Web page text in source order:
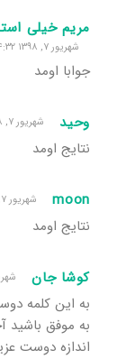
مریم خیلی
شهریور ۷, ۱۳۹۸ ۴:۳۲ ب٫ظ
جوابا اومد
وحید شهریور ۷, ۱۳۹۸ ۴:۳۲ ب٫ظ
نتایج اومد
moon شهریور ۷, ۱۳۹۸ ۴:۳۲ ب٫ظ
نتایج اومد
کوشا جان شهریور ۷,
به این کلمه
به موفق
اندازه دوست